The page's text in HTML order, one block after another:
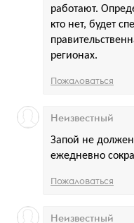
работают.
кто нет, будет
регионах.
Пожаловаться
Запой не
ежедневно
Неизвестный
Пожаловаться
Неизвестный